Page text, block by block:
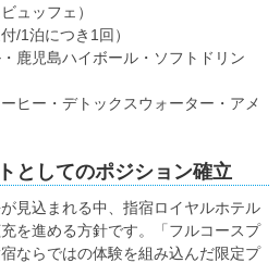
ュッフェ）
/1泊につき1回）
鹿児島ハイボール・ソフトドリン
ヒー・デトックスウォーター・アメ
としてのポジション確立
見込まれる中、指宿ロイヤルホテル
を進める方針です。「フルコースプ
ならではの体験を組み込んだ限定プ